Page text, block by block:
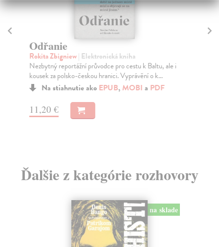
Odřanie
Rokita Zbigniew| Elektronická kniha
Nezbytný reportážní průvodce pro cestu k Baltu, ale i
kousek za polsko-českou hranici. Vyprávění o k...
Na stiahnutie ako EPUB,MOBI a PDF
11,20 €
Ďalšie z kategórie rozhovory
na sklade